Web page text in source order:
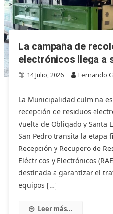
La campaña de
electrónicos llega a
14 Julio, 2026 Fernando
La Municipalidad culmina
recepción de residuos
Vuelta de Obligado y Santa
San Pedro transita la etapa
Recepción y Recupero de
Eléctricos y Electrónicos
destinada a garantizar el
equipos […]
Leer más...